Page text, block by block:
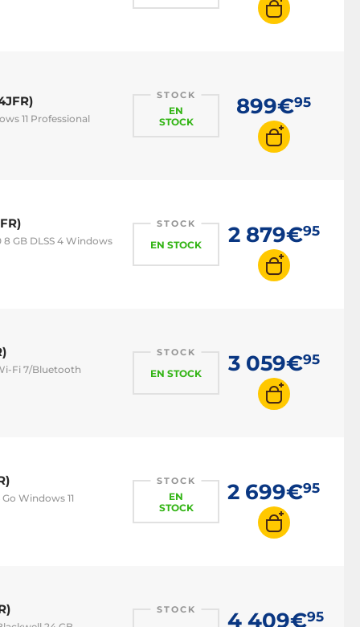
11 Professional
STOCK
EN
STOCK
899€95
8 GB DLSS 4 Windows
STOCK
EN STOCK 2 879€95
Fi 7/Bluetooth
STOCK
EN STOCK 3 059€95
Windows 11
STOCK
EN
STOCK
2 699€95
STOCK 4 409€95